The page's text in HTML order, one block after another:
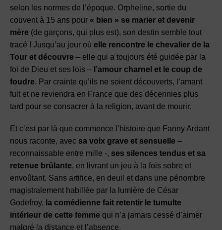
selon les normes de l’époque. Orpheline, sortie du
couvent à 15 ans pour « bien » se marier et devenir
mère (de garçons, qui plus est), son destin semble tout
tracé ! Jusqu’au jour où elle rencontre le chevalier de la
Tour et découvre – elle qui a toujours été guidée par la
foi de Dieu et ses lois – l’amour charnel et le coup de
foudre. Par crainte qu’ils ne soient découverts, l’amant
fuit et ne reviendra en France que des décennies plus
tard pour se consacrer à la religion, avant de mourir.
Et c’est par là que commence l’histoire que Fanny Ardant
nous raconte, avec sa voix grave et sensuelle –
reconnaissable entre mille -, ses silences tendus et sa
retenue brûlante, en livrant un jeu à la fois sobre et
envoûtant. Sans artifice, en deuil et dans une pénombre
magistralement habillée par la lumière de César
Godefroy, la comédienne fait retentir le tumulte
intérieur de cette femme qui n’a jamais cessé d’aimer
malgré la distance et l’absence.